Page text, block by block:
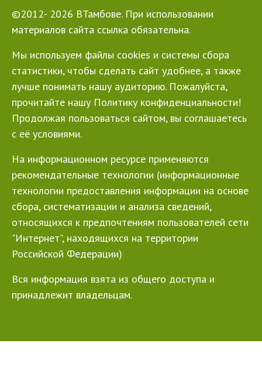
©2012- 2026 ВТамбове. При использовании
материалов сайта ссылка обязательна.
Мы используем файлы cookies и системы сбора
статистики, чтобы сделать сайт удобнее, а также
лучше понимать нашу аудиторию. Пожалуйста,
прочитайте нашу Политику конфиденциальности!
Продолжая пользоваться сайтом, вы соглашаетесь
с её условиями.
На информационном ресурсе применяются
рекомендательные технологии (информационные
технологии предоставления информации на основе
сбора, систематизации и анализа сведений,
относящихся к предпочтениям пользователей сети
"Интернет", находящихся на территории
Российской Федерации)
Вся информация взята из общего доступа и
принадлежит владельцам.